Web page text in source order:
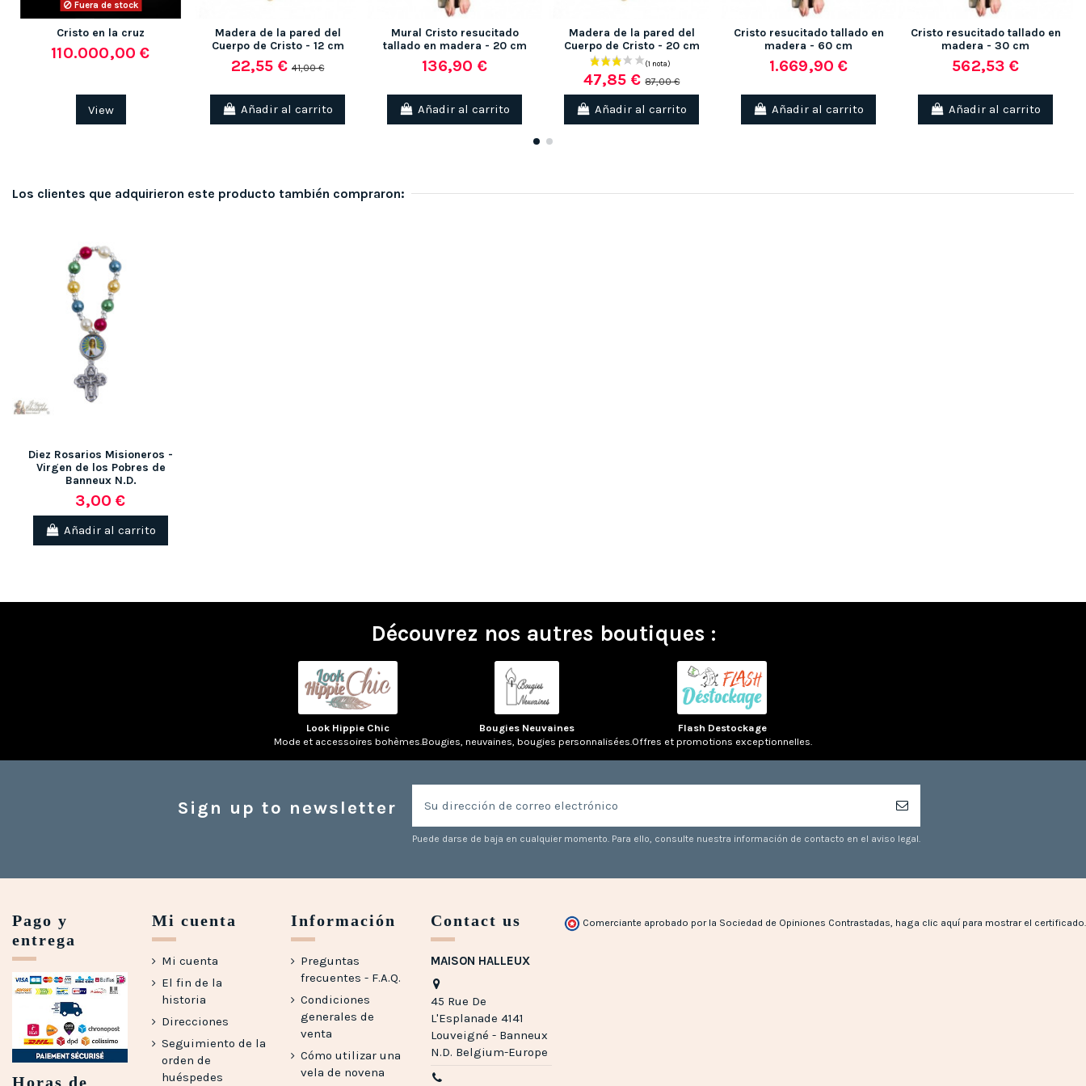
Fuera de stock
Cristo en la cruz
110.000,00 €
View
Madera de la pared del
Cuerpo de Cristo - 12 cm
22,55 €41,00 €
Añadir al carrito
Mural Cristo resucitado
tallado en madera - 20 cm
136,90 €
Añadir al carrito
Madera de la pared del
Cuerpo de Cristo - 20 cm
47,85 €87,00 €
Añadir al carrito
Cristo resucitado tallado en
madera - 60 cm
1.669,90 €
Añadir al carrito
Cristo resucitado tallado en
madera - 30 cm
562,53 €
Añadir al carrito
Los clientes que adquirieron este producto también compraron:
Diez Rosarios Misioneros -
Virgen de los Pobres de
Banneux N.D.
3,00 €
Añadir al carrito
Découvrez nos autres boutiques :
Look Hippie Chic
Mode et accessoires bohèmes.
Bougies Neuvaines
Bougies, neuvaines, bougies personnalisées.
Flash Destockage
Offres et promotions exceptionnelles.
Sign up to newsletter
Puede darse de baja en cualquier momento. Para ello, consulte nuestra información de contacto en el aviso legal.
Pago y
entrega
Horas de
Mi cuenta
Mi cuenta
El fin de la
historia
Direcciones
Seguimiento de la
orden de
huéspedes
Información
Preguntas
frecuentes - F.A.Q.
Condiciones
generales de
venta
Cómo utilizar una
vela de novena
Contact us
MAISON HALLEUX
45 Rue De
L'Esplanade 4141
Louveigné - Banneux
N.D. Belgium-Europe
Comerciante aprobado por la Sociedad de Opiniones Contrastadas, haga clic aquí para mostrar el certificado.